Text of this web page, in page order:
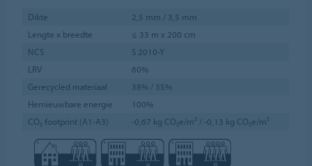
Dikte
2,5 mm / 3,5 mm
Lengte x breedte
≤ 33 m x 200 cm
NCS
S 2010-Y
LRV
60%
Gerecycled materiaal
38% / 35%
Hernieuwbare energie
100%
CO₂ footprint (A1-A3)
-0,67 kg CO₂e/m² / -0,13 kg CO₂e/m²